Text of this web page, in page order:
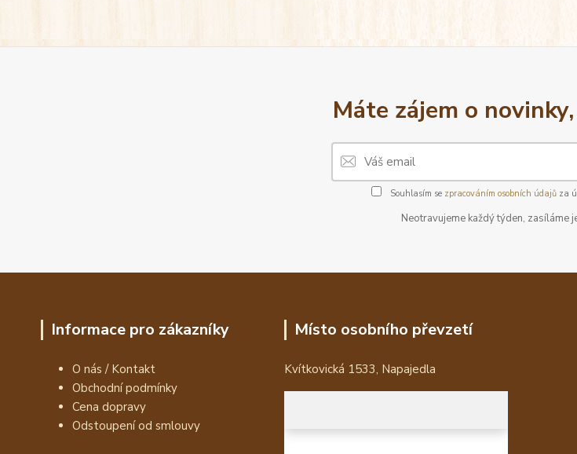
Máte zájem o
Souhlasím se zpracováním osobních údajůza
Neotravujeme každý týden, zasíláme
Informace pro zákazníky
O nás / Kontakt
Obchodní podmínky
Cena dopravy
Odstoupení od smlouvy
Místo osobního převzetí
Kvítkovická 1533, Napajedla